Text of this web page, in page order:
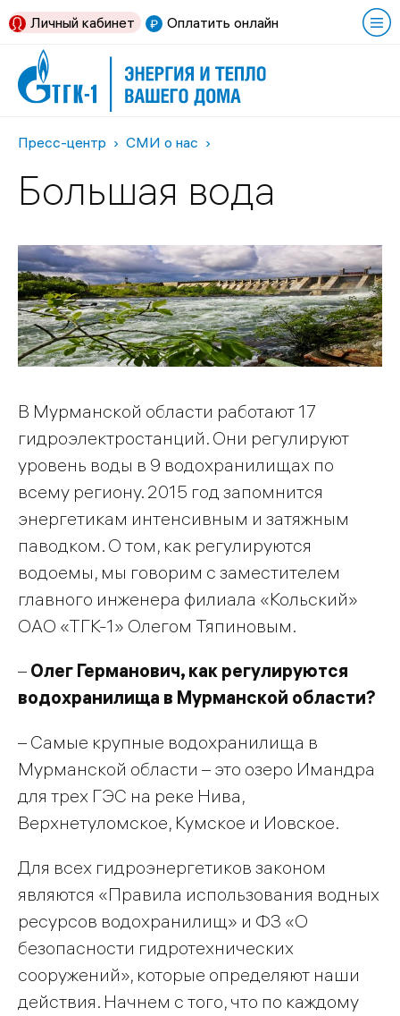
Оплатить онлайн
Личный кабинет
Пресс-центр СМИ о нас
Большая вода
В Мурманской области работают 17
гидроэлектростанций. Они регулируют
уровень воды в 9 водохранилищах по
всему региону. 2015 год запомнится
энергетикам интенсивным и затяжным
паводком. О том, как регулируются
водоемы, мы говорим с заместителем
главного инженера филиала «Кольский»
ОАО «ТГК-1» Олегом Тяпиновым.
– Олег Германович, как регулируются
водохранилища в Мурманской области?
– Самые крупные водохранилища в
Мурманской области – это озеро Имандра
для трех ГЭС на реке Нива,
Верхнетуломское, Кумское и Иовское.
Для всех гидроэнергетиков законом
являются «Правила использования водных
ресурсов водохранилищ» и ФЗ «О
безопасности гидротехнических
сооружений», которые определяют наши
действия. Начнем с того, что по каждому